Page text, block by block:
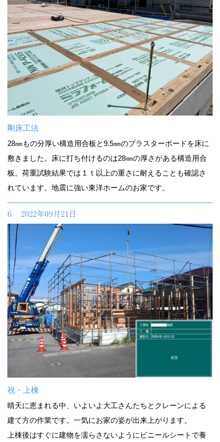
剛床工法
28㎜もの分厚い構造用合板と9.5㎜のプラスターボードを床に
敷きました。床に打ち付けるのは28㎜の厚さがある構造用合
板。荷重試験結果では１ｔ以上の重さに耐えることも確認さ
れています。地震に強い東洋ホームのお家です。
6. 2022年09月21日
祝・上棟
晴天に恵まれる中、いよいよ大工さんたちとクレーンによる
建て方の作業です。一気にお家の姿が出来上がります。
上棟後はすぐに建物を濡らさないようにビニールシートで養